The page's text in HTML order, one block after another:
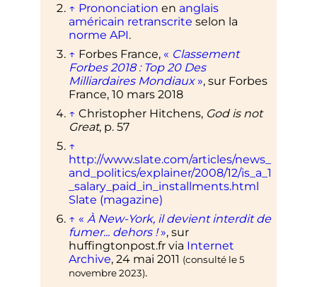
↑ Prononciation en anglais
américain retranscrite selon la
norme API.
↑ Forbes France, « Classement
Forbes 2018 : Top 20 Des
Milliardaires Mondiaux », sur Forbes
France, 10 mars 2018
↑ Christopher Hitchens, God is not
Great, p. 57
↑
http://www.slate.com/articles/news_
and_politics/explainer/2008/12/is_a_1
_salary_paid_in_installments.html
Slate (magazine)
↑ « À New-York, il devient interdit de
fumer... dehors ! », sur
huffingtonpost.fr via Internet
Archive, 24 mai 2011 (consulté le5
novembre 2023).